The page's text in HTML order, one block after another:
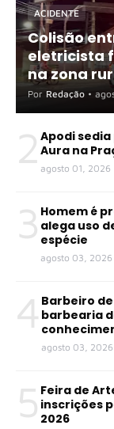
ACIDENTE
Colisão
eletricista
na zona
Por Redação •
2 Apodi
Aura na
agosto 01, 2026
3 Homem é
alega uso
espécie
agosto 03, 2026
4 Barbeiro
barbearia
agosto 03, 2026
5 Feira de
inscrições
2026